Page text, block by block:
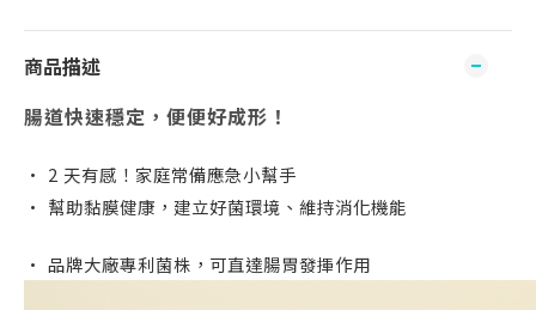
商品描述
腸道快速穩定，便便好成形！
• 2 天有感！家庭常備應急小幫手
• 幫助黏膜健康，建立好菌環境、維持消化機能
• 品牌大廠專利菌株，可直達腸胃發揮作用